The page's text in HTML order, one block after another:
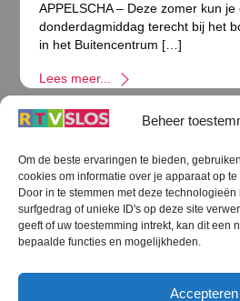
Beheer
Om de beste ervaringen te bieden,
cookies om informatie over je apparaat op
Door in te stemmen met deze
surfgedrag of unieke ID's op deze site
geeft of uw toestemming intrekt, kan dit een
bepaalde functies en mogelijkheden.
Accepteren
APPELSCHA – Deze zomer kun je
donderdagmiddag terecht bij het
in het Buitencentrum […]
Lees meer...
RTV SLOS